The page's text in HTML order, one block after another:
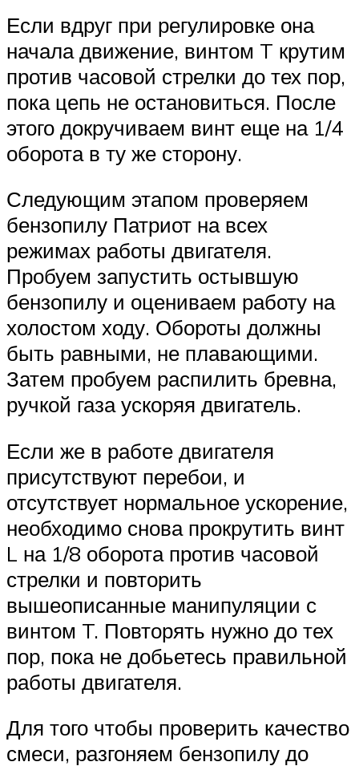
Если вдруг при регулировке она
начала движение, винтом T крутим
против часовой стрелки до тех пор,
пока цепь не остановиться. После
этого докручиваем винт еще на 1/4
оборота в ту же сторону.
Следующим этапом проверяем
бензопилу Патриот на всех
режимах работы двигателя.
Пробуем запустить остывшую
бензопилу и оцениваем работу на
холостом ходу. Обороты должны
быть равными, не плавающими.
Затем пробуем распилить бревна,
ручкой газа ускоряя двигатель.
Если же в работе двигателя
присутствуют перебои, и
отсутствует нормальное ускорение,
необходимо снова прокрутить винт
L на 1/8 оборота против часовой
стрелки и повторить
вышеописанные манипуляции с
винтом T. Повторять нужно до тех
пор, пока не добьетесь правильной
работы двигателя.
Для того чтобы проверить качество
смеси, разгоняем бензопилу до